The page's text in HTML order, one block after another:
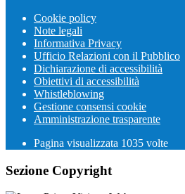
Cookie policy
Note legali
Informativa Privacy
Ufficio Relazioni con il Pubblico
Dichiarazione di accessibilità
Obiettivi di accessibilità
Whistleblowing
Gestione consensi cookie
Amministrazione trasparente
Pagina visualizzata 1035 volte
Sezione Copyright